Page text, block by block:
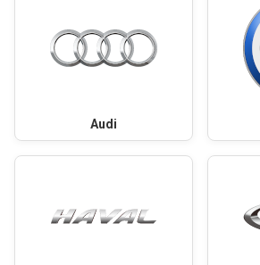
Audi